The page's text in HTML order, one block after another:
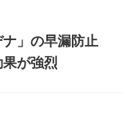
ナ」の早漏防止
が強烈